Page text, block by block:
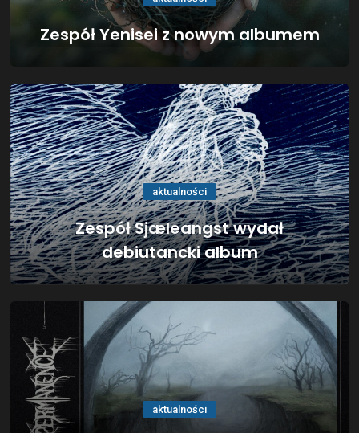
Zespół Yenisei z nowym albumem
aktualności
Zespół Sjæleangst wydał
debiutancki album
aktualności